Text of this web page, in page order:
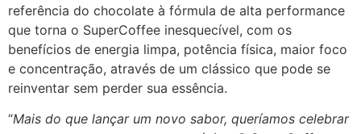
referência do chocolate à fórmula de alta performance
que torna o SuperCoffee inesquecível, com os
benefícios de energia limpa, potência física, maior foco
e concentração, através de um clássico que pode se
reinventar sem perder sua essência.
“Mais do que lançar um novo sabor, queríamos celebrar